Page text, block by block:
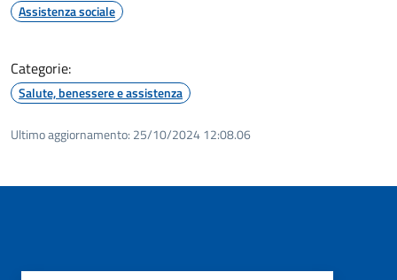
Assistenza sociale
Categorie:
Salute, benessere e assistenza
Ultimo aggiornamento: 25/10/2024 12:08.06